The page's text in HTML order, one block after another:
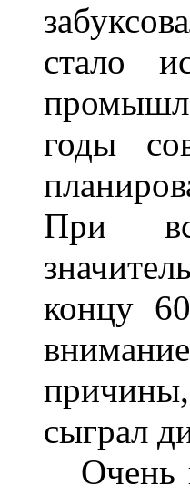
стало
годы
При
концу
сыграл
Очень